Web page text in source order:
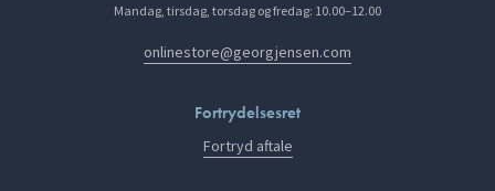
Mandag, tirsdag, torsdag og fredag: 10.00–12.00
onlinestore@georgjensen.com
Fortrydelsesret
Fortryd aftale